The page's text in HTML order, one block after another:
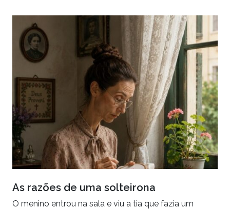
As razões de uma solteirona
O menino entrou na sala e viu a tia que fazia um